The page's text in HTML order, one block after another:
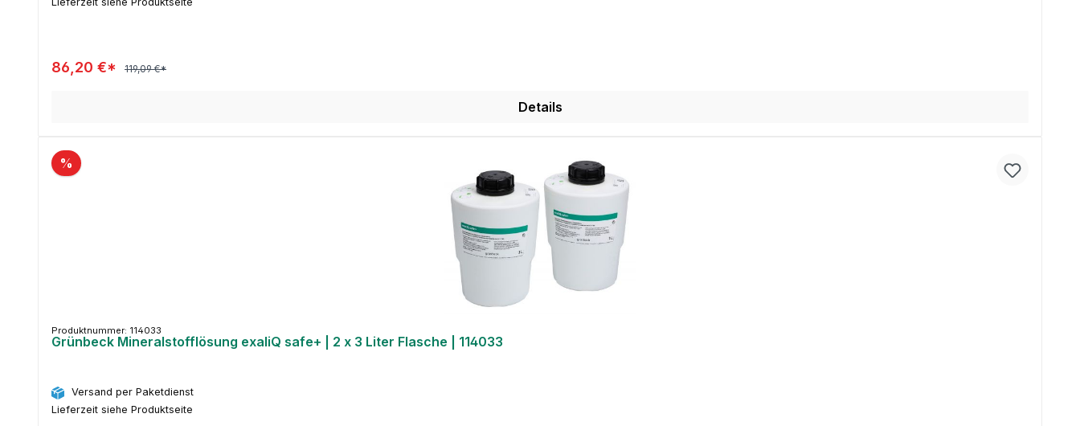
86,20 €* 119,09 €*
Details
%
Produktnummer: 114033
Grünbeck Mineralstofflösung exaliQ safe+ | 2 x 3 Liter Flasche | 114033
Versand per Paketdienst
Lieferzeit siehe Produktseite